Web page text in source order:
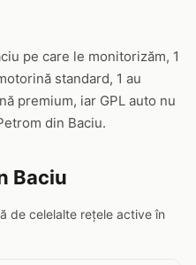
pe care le monitorizăm, 1
standard, 1 au
premium, iar GPL auto nu
din Baciu.
Baciu
de celelalte rețele active în